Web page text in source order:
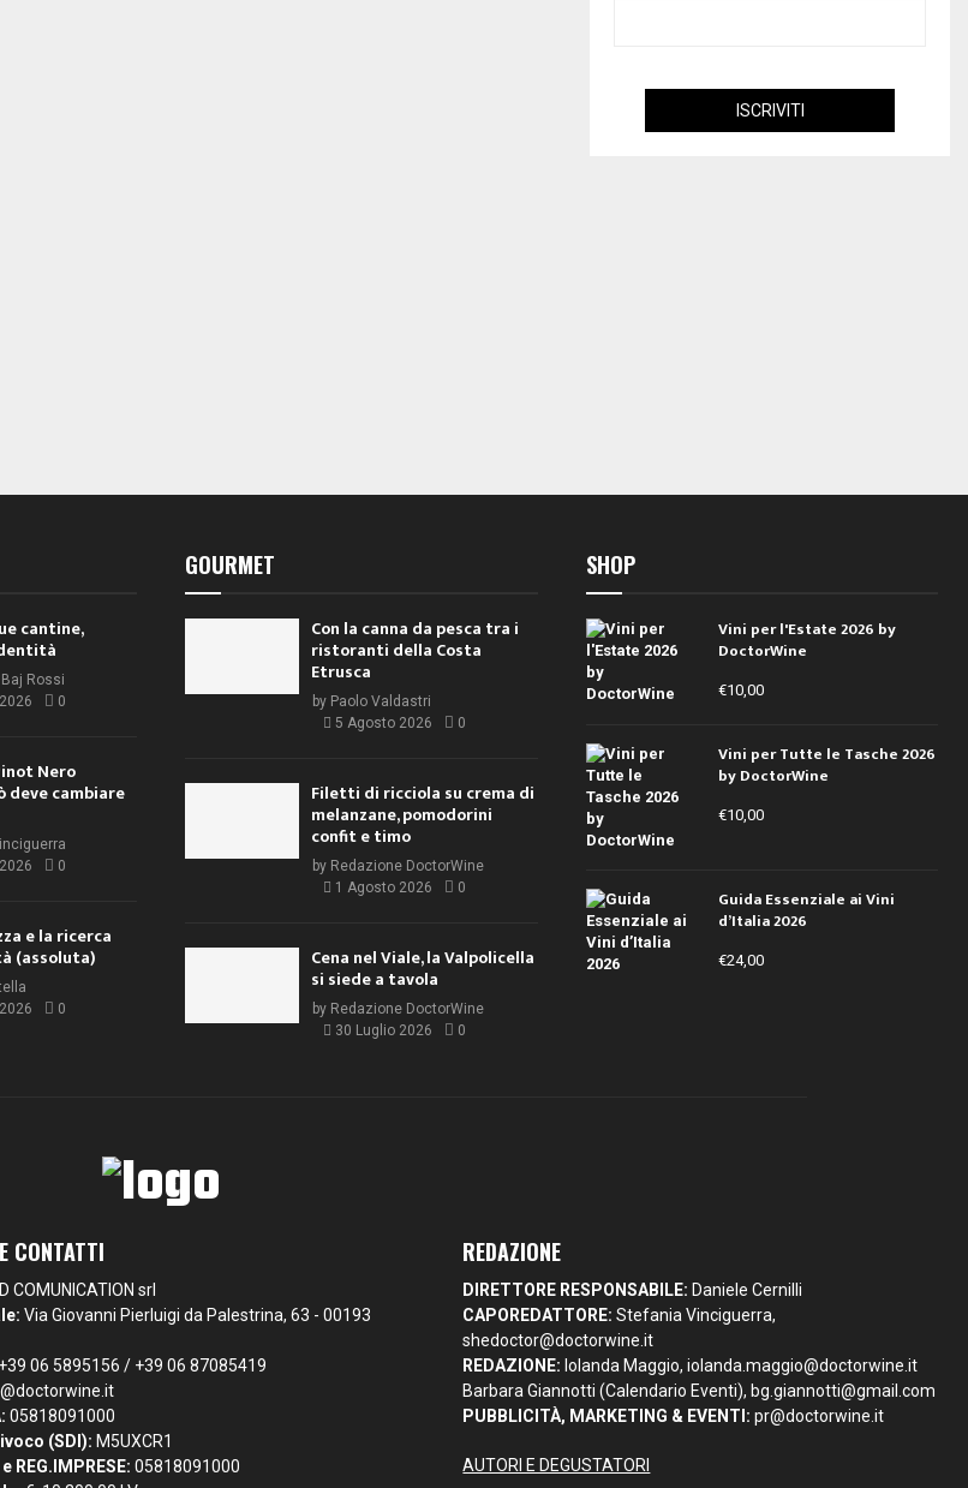
cantine,
Rossi
0
Nero
deve cambiare
0
e la ricerca
(assoluta)
0
GOURMET
Con la canna da pesca tra i
ristoranti della Costa
Etrusca
by Paolo Valdastri
5 Agosto 2026
0
Filetti di ricciola su crema di
melanzane, pomodorini
confit e timo
by Redazione DoctorWine
1 Agosto 2026
0
Cena nel Viale, la Valpolicella
si siede a tavola
by Redazione DoctorWine
30 Luglio 2026
0
SHOP
Vini per l'Estate 2026 by
DoctorWine
€10,00
Vini per Tutte le Tasche 2026
by DoctorWine
€10,00
Guida Essenziale ai Vini
d’Italia 2026
€24,00
CONTATTI
COMUNICATION srl
Via Giovanni Pierluigi da Palestrina, 63 - 00193
+39 06 5895156 / +39 06 87085419
05818091000
(SDI): M5UXCR1
REG.IMPRESE: 05818091000
REDAZIONE
DIRETTORE RESPONSABILE: Daniele Cernilli
CAPOREDATTORE: Stefania Vinciguerra,
shedoctor@doctorwine.it
REDAZIONE: Iolanda Maggio,iolanda.maggio@doctorwine.it
Barbara Giannotti (Calendario Eventi), bg.giannotti@gmail.com
PUBBLICITÀ, MARKETING & EVENTI: pr@doctorwine.it
AUTORI E DEGUSTATORI